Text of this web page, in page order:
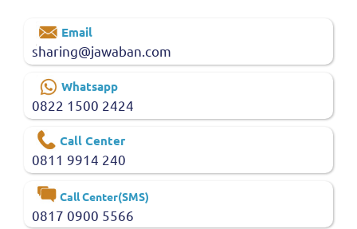
Email
sharing@jawaban.com
Whatsapp
0822 1500 2424
Call Center
0811 9914 240
Call Center(SMS)
0817 0900 5566